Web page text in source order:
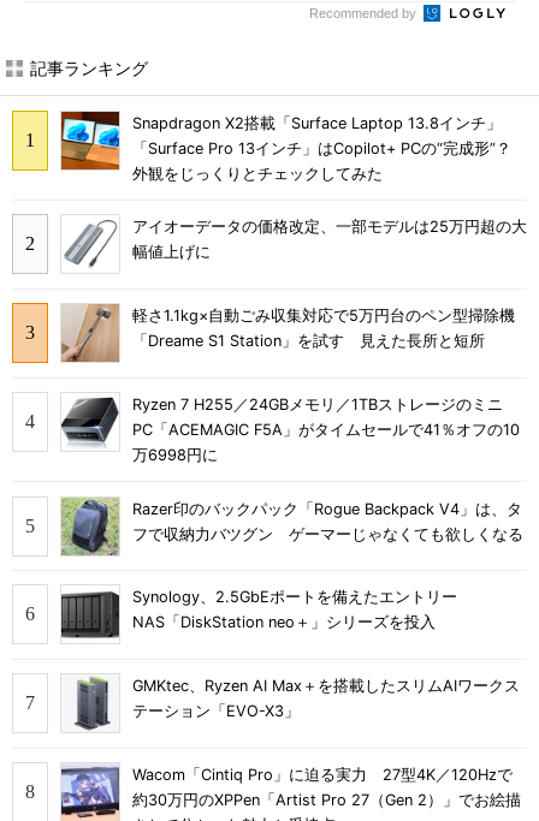
Recommended by
記事ランキング
Snapdragon X2搭載「Surface Laptop 13.8インチ」
「Surface Pro 13インチ」はCopilot+ PCの“完成形”？
外観をじっくりとチェックしてみた
アイオーデータの価格改定、一部モデルは25万円超の大
幅値上げに
軽さ1.1kg×自動ごみ収集対応で5万円台のペン型掃除機
「Dreame S1 Station」を試す 見えた長所と短所
Ryzen 7 H255／24GBメモリ／1TBストレージのミニ
PC「ACEMAGIC F5A」がタイムセールで41％オフの10
万6998円に
Razer印のバックパック「Rogue Backpack V4」は、タ
フで収納力バツグン ゲーマーじゃなくても欲しくなる
Synology、2.5GbEポートを備えたエントリー
NAS「DiskStation neo＋」シリーズを投入
GMKtec、Ryzen AI Max＋を搭載したスリムAIワークス
テーション「EVO-X3」
Wacom「Cintiq Pro」に迫る実力 27型4K／120Hzで
約30万円のXPPen「Artist Pro 27（Gen 2）」でお絵描